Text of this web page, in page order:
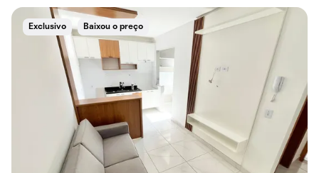
Exclusivo Baixou o preço